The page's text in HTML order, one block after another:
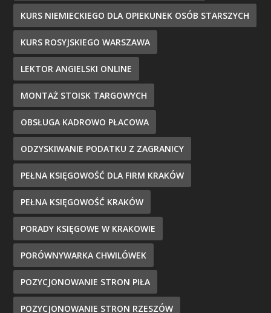
KURS NIEMIECKIEGO DLA OPIEKUNEK OSÓB STARSZYCH
KURS ROSYJSKIEGO WARSZAWA
LEKTOR ANGIELSKI ONLINE
MONTAŻ STOISK TARGOWYCH
OBSŁUGA KADROWO PŁACOWA
ODZYSKIWANIE PODATKU Z ZAGRANICY
PEŁNA KSIĘGOWOŚĆ DLA FIRM KRAKÓW
PEŁNA KSIĘGOWOŚĆ KRAKÓW
PORADY KSIĘGOWE W KRAKOWIE
PORÓWNYWARKA CHWILÓWEK
POZYCJONOWANIE STRON PIŁA
POZYCJONOWANIE STRON RZESZÓW